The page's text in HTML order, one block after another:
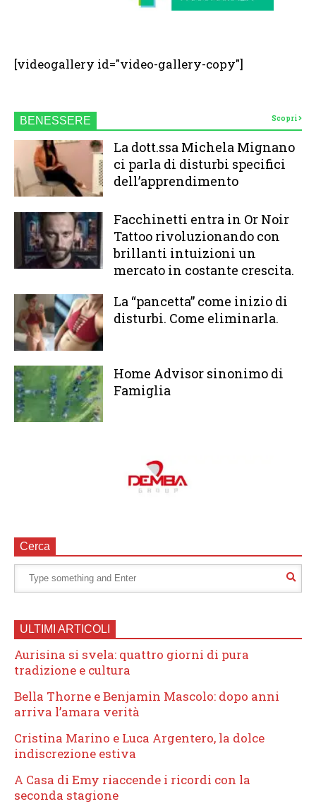
[videogallery id="video-gallery-copy"]
BENESSERE Scopri
La dott.ssa Michela Mignano
ci parla di disturbi specifici
dell’apprendimento
Facchinetti entra in Or Noir
Tattoo rivoluzionando con
brillanti intuizioni un
mercato in costante crescita.
La “pancetta” come inizio di
disturbi. Come eliminarla.
Home Advisor sinonimo di
Famiglia
Cerca
ULTIMI ARTICOLI
Aurisina si svela: quattro giorni di pura
tradizione e cultura
Bella Thorne e Benjamin Mascolo: dopo anni
arriva l’amara verità
Cristina Marino e Luca Argentero, la dolce
indiscrezione estiva
A Casa di Emy riaccende i ricordi con la
seconda stagione